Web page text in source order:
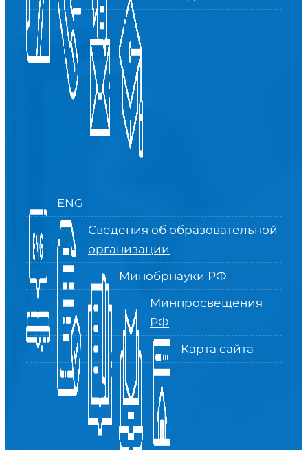
ENG
Сведения об образовательной
организации
Минобрнауки РФ
Минпросвещения
РФ
Карта сайта